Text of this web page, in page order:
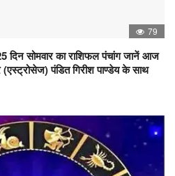
79
सोमवार का राशिफल पंचांग जानें आज
पंडित गिरीश पाण्डेय के साथ